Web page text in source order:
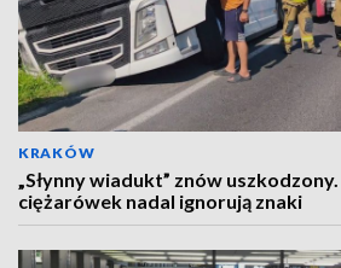
KRAKÓW
„Słynny wiadukt” znów
ciężarówek nadal ignorują znaki